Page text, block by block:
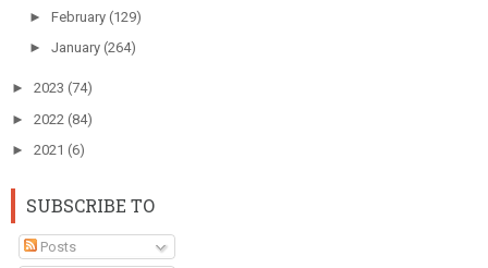
► February (129)
► January (264)
► 2023 (74)
► 2022 (84)
► 2021 (6)
SUBSCRIBE TO
Posts